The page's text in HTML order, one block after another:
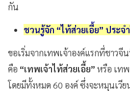
กัน
ชวนรู้จัก “ไท้ส่วยเอี้ย” ประจ
ขอเริ่มจากเทพเจ้าองค์แรกที่ชาวจี
คือ “เทพเจ้าไท้ส่วยเอี้ย” หรือ เทพ
โดยมีทั้งหมด 60 องค์ ซึ่งจะหมุนเวี